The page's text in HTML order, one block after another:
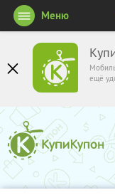
ещё
Меню